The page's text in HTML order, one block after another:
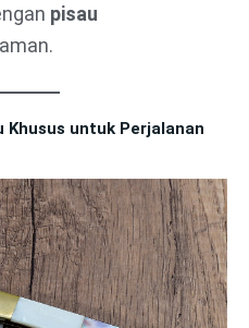
pisau
Khusus untuk Perjalanan